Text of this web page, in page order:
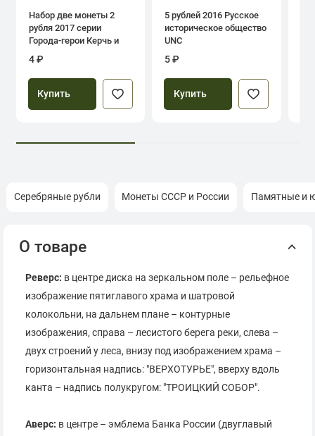
Набор две монеты 2
рубля 2017 серии
Города-герои Керчь и
4 ₽
Купить
5 рублей 2016 Русское
историческое общество
UNC
5 ₽
Купить
Серебряные рубли Монеты СССР и России Памятные и
О товаре
Реверс: в центре диска на зеркальном поле – рельефное
изображение пятиглавого храма и шатровой
колокольни, на дальнем плане – контурные
изображения, справа – лесистого берега реки, слева –
двух строений у леса, внизу под изображением храма –
горизонтальная надпись: "ВЕРХОТУРЬЕ", вверху вдоль
канта – надпись полукругом: "ТРОИЦКИЙ СОБОР".
Аверс: в центре – эмблема Банка России (двуглавый